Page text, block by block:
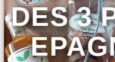
DES 3